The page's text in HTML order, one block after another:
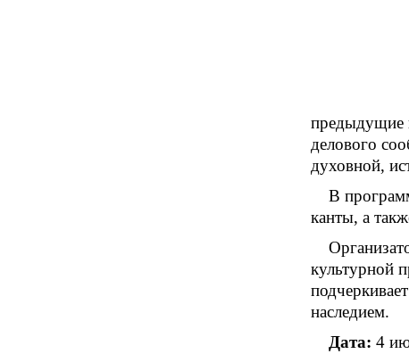
предыдущие
делового
духовной,
В
канты, а
культурной
наследием.
Дата: 4